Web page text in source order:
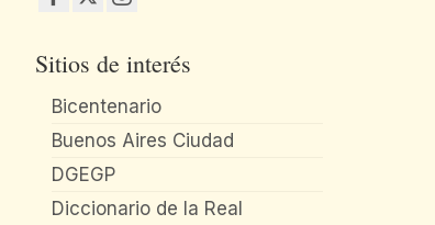
Sitios de interés
Bicentenario
Buenos Aires Ciudad
DGEGP
Diccionario de la Real